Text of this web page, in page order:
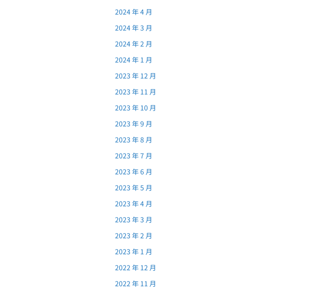
2024 年 4 月
2024 年 3 月
2024 年 2 月
2024 年 1 月
2023 年 12 月
2023 年 11 月
2023 年 10 月
2023 年 9 月
2023 年 8 月
2023 年 7 月
2023 年 6 月
2023 年 5 月
2023 年 4 月
2023 年 3 月
2023 年 2 月
2023 年 1 月
2022 年 12 月
2022 年 11 月